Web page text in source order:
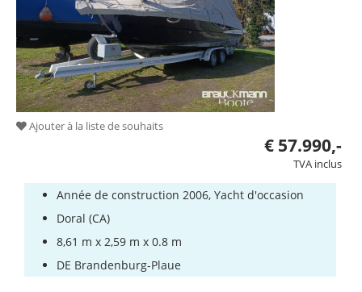
Ajouter à la liste de souhaits
€ 57.990,-
TVA inclus
Année de construction 2006, Yacht d'occasion
Doral (CA)
8,61 m x 2,59 m x 0.8 m
DE Brandenburg-Plaue